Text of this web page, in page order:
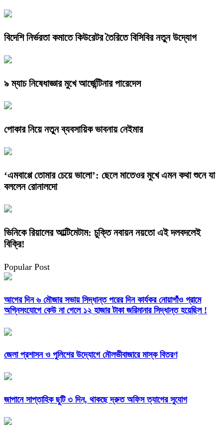
বিদেশি নির্ভরতা কমাতে কিউরেটর তৈরিতে বিসিবির নতুন উদ্যোগ
৯ ম্যাচ নিষেধাজ্ঞার মুখে আর্জেন্টিনার পারেদেস
পোকার নিয়ে নতুন ব্যবসায়িক ভাবনায় নেইমার
‘এমবাপ্পে তোমার চেয়ে ভালো’: ছেলে মাতেওর মুখে এমন কথা শুনে যা
বললেন রোনালদো
ভিনিকে রিয়ালের আল্টিমেটাম: চুক্তি নবায়ন নয়তো এই দলবদলেই
বিক্রি!
Popular Post
আগের দিন ৬ মৌজার সভায় সিদ্ধান্ত পরের দিন কার্যকর নোয়াগাঁও গ্রামে
অগ্নিসংযোগে কেউ না গেলে ১২ হাজার টাকা জরিমানার সিদ্ধান্ত হয়েছিল !
জেলা প্রশাসন ও পুলিশের উদ্যোগে মৌলভীবাজারে মাস্ক বিতরণ
জাপানে সাপ্তাহিক ছুটি ৩ দিন, থাকছে দ্রুত অফিস ত্যাগের সুযোগ